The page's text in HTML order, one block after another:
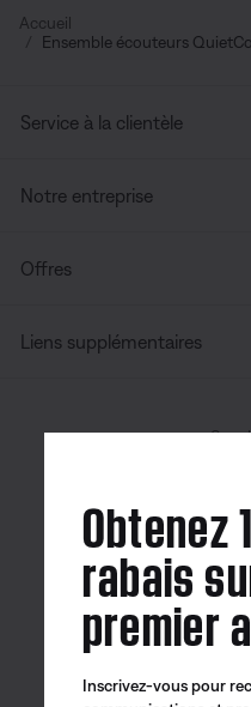
Accueil
Ensemble écouteurs
Service à la clientèle
Notre entreprise
Offres
Liens supplémentaires
Application
Bose
Obtenez
rabais
premier
Inscrivez-vous pour